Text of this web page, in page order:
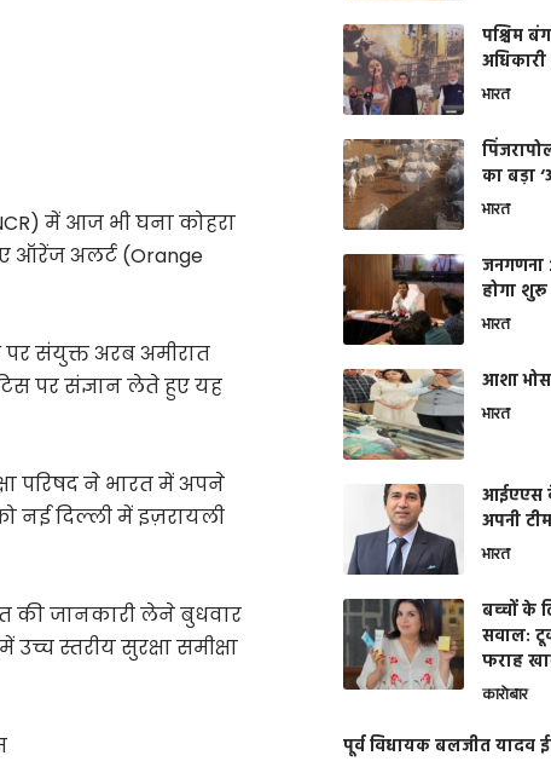
में आज भी घना कोहरा
ऑरेंज अलर्ट (Orange
संयुक्त अरब अमीरात
पर संज्ञान लेते हुए यह
परिषद ने भारत में अपने
नई दिल्ली में इज़रायली
की जानकारी लेने बुधवार
स्तरीय सुरक्षा समीक्षा
पश्चिम
भारत
का बड़ा
भारत
जनगणना
होगा शुरू
भारत
आशा
भारत
आईएएस
अपनी टीम
भारत
बच्चों के
सवाल:
फराह
कारोबार
पूर्व विधायक बलजीत यादव